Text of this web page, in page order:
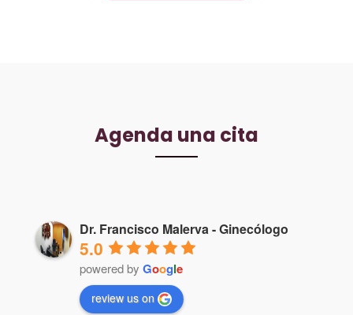
Agenda una cita
Dr. Francisco Malerva - Ginecólogo
5.0
powered by Google
review us on